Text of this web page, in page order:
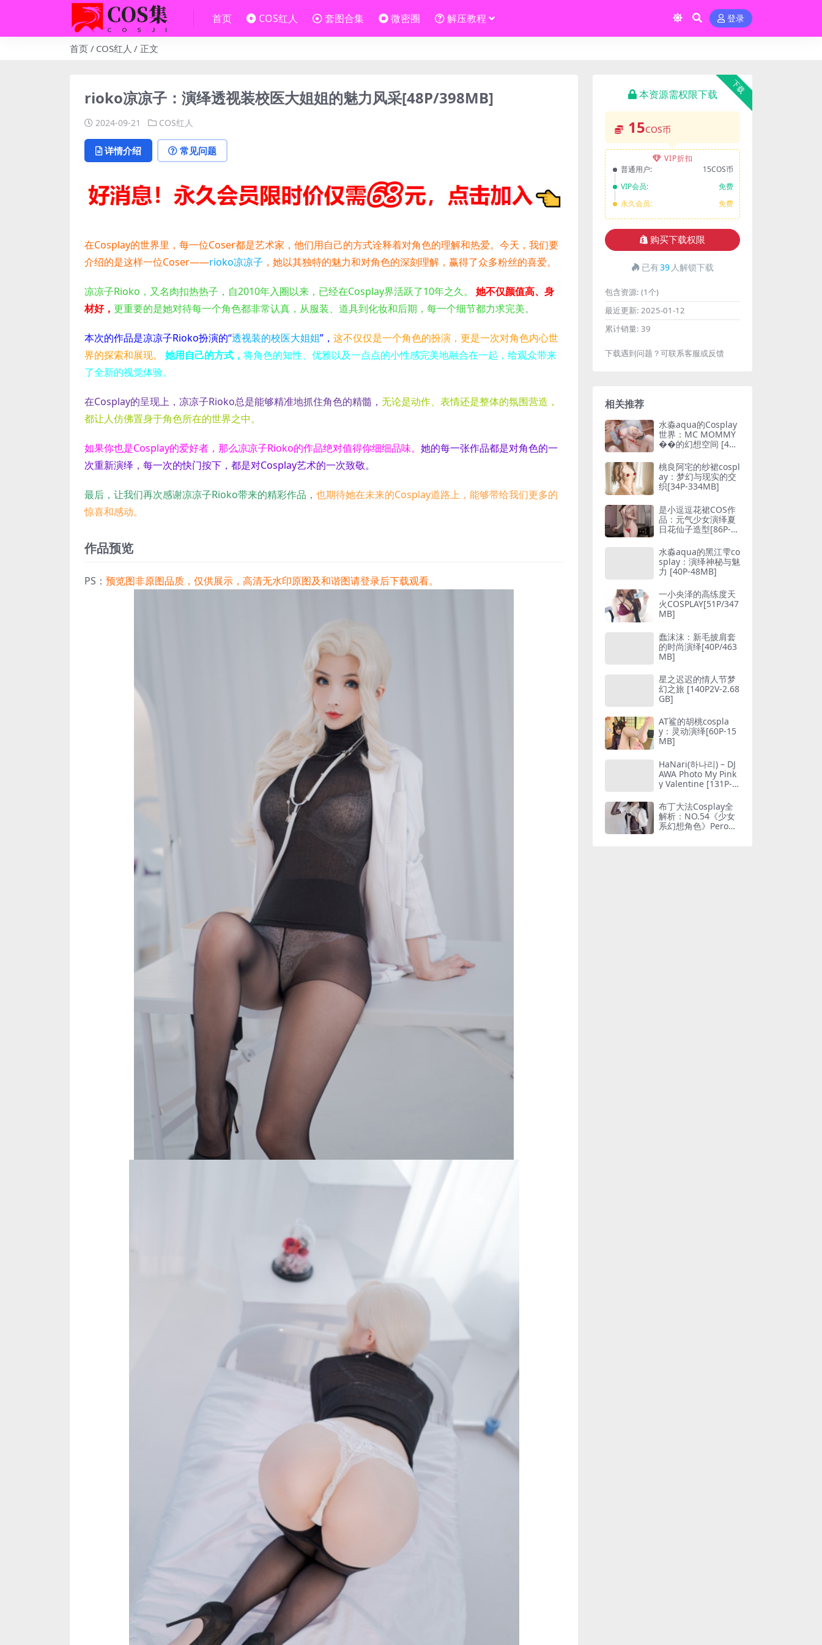
首页 COS红人 套图合集 微密圈 解压教程 登录
首页 COS红人 正文
rioko凉凉子：演绎透视装校医大姐姐的魅力风采[48P/398MB]
2024-09-21 COS红人
详情介绍 常见问题
在Cosplay的世界里，每一位Coser都是艺术家，他们用自己的方式诠释着对角色的理解和热爱。今天，我们要
介绍的是这样一位Coser——rioko凉凉子 ，她以其独特的魅力和对角色的深刻理解，赢得了众多粉丝的喜爱。
凉凉子Rioko，又名肉扣热热子，自2010年入圈以来，已经在Cosplay界活跃了10年之久。
她不仅颜值高、身
材好， 更重要的是她对待每一个角色都非常认真，从服装、道具到化妆和后期，每一个细节都力求完美。
本次的作品是凉凉子Rioko扮演的“透视装的校医大姐姐”， 这不仅仅是一个角色的扮演，更是一次对角色内心世
界的探索和展现。
她用自己的方式， 将角色的知性、优雅以及一点点的小性感完美地融合在一起，给观众带来
了全新的视觉体验。
在Cosplay的呈现上，凉凉子Rioko总是能够精准地抓住角色的精髓， 无论是动作、表情还是整体的氛围营造，
都让人仿佛置身于角色所在的世界之中。
如果你也是Cosplay的爱好者，那么凉凉子Rioko的作品绝对值得你细细品味。 她的每一张作品都是对角色的一
次重新演绎， 每一次的快门按下，都是对Cosplay艺术的一次致敬。
最后，让我们再次感谢凉凉子Rioko带来的精彩作品， 也期待她在未来的Cosplay道路上，能够带给我们更多的
惊喜和感动。
作品预览
PS： 预览图非原图品质，仅供展示，高清无水印原图及和谐图请登录后下载观看。
下载
本资源需权限下载
15COS币
VIP折扣
普通用户:
15COS币
VIP会员:
免费
永久会员:
免费
购买下载权限
已有39 人解锁下载
包含资源: (1个)
最近更新: 2025-01-12
累计销量: 39
下载遇到问题？可联系客服或反馈
相关推荐
水淼aqua的Cosplay
世界：MC MOMMY
��的幻想空间 [47P
桃良阿宅的纱裙cospl
ay：梦幻与现实的交
织[34P-334MB]
是小逗逗花裙COS作
品：元气少女演绎夏
日花仙子造型[86P-1.
水淼aqua的黑江雫co
splay：演绎神秘与魅
力 [40P-48MB]
一小央泽的高练度天
火COSPLAY[51P/347
MB]
蠢沫沫：新毛披肩套
的时尚演绎[40P/463
MB]
星之迟迟的情人节梦
幻之旅 [140P2V-2.68
GB]
AT鲨的胡桃cospla
y：灵动演绎[60P-15
MB]
HaNari(하나리) – DJ
AWA Photo My Pink
y Valentine [131P-1.
布丁大法Cosplay全
解析：NO.54《少女
系幻想角色》Perohu